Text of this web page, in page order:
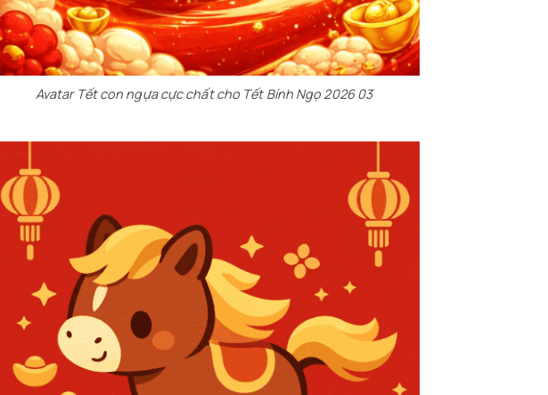
Avatar Tết con ngựa cực chất cho Tết Bính Ngọ 2026 03